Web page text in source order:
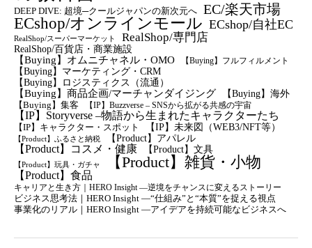
DEEP DIVE: 超境─クールジャパンの新次元へ EC/楽天市場
ECshop/オンラインモール ECshop/自社EC
RealShop/スーパーマーケット RealShop/専門店
RealShop/百貨店・商業施設
【Buying】オムニチャネル・OMO
【Buying】フルフィルメント
【Buying】マーケティング・CRM
【buying】ロジスティクス（流通）
【Buying】商品企画/マーチャンダイジング 【Buying】海外
【Buying】集客 【IP】Buzzverse – SNSから拡がる共感の宇宙
【IP】Storyverse –物語から生まれたキャラクターたち
【IP】キャラクター・スポット 【IP】未来図（WEB3/NFT等）
【Product】ふるさと納税 【Product】アパレル
【Product】コスメ・健康 【Product】文具
【Product】玩具・ガチャ 【Product】雑貨・小物
【Product】食品
キャリアと生き方｜HERO Insight —逆境をチャンスに変えるストーリー
ビジネス思考法｜HERO Insight —“仕組み”と“本質”を捉える視点
事業化のリアル｜HERO Insight —アイデアを持続可能なビジネスへ